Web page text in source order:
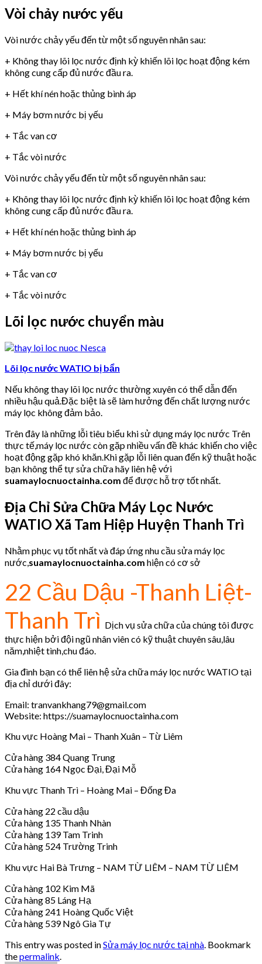
Vòi chảy nước yếu
Vòi nước chảy yếu đến từ một số nguyên nhân sau:
+ Không thay lõi lọc nước định kỳ khiến lõi lọc hoạt động kém
không cung cấp đủ nước đầu ra.
+ Hết khí nén hoặc thủng bình áp
+ Máy bơm nước bị yếu
+ Tắc van cơ
+ Tắc vòi nước
Vòi nước chảy yếu đến từ một số nguyên nhân sau:
+ Không thay lõi lọc nước định kỳ khiến lõi lọc hoạt động kém
không cung cấp đủ nước đầu ra.
+ Hết khí nén hoặc thủng bình áp
+ Máy bơm nước bị yếu
+ Tắc van cơ
+ Tắc vòi nước
Lõi lọc nước chuyển màu
Lõi lọc nước WATIO bị bẩn
Nếu không thay lõi lọc nước thường xuyên có thể dẫn đến
nhiều hậu quả.Đặc biệt là sẽ làm hưởng đến chất lượng nước
máy lọc không đảm bảo.
Trên đây là những lỗi tiêu biểu khi sử dụng máy lọc nước Trên
thực tế,máy lọc nước còn gặp nhiều vấn đề khác khiến cho việc
hoạt động gặp khó khăn.Khi gặp lỗi liên quan đến kỹ thuật hoặc
bạn không thể tự sửa chữa hãy liên hệ với
suamaylocnuoctainha.com để được hỗ trợ tốt nhất.
Địa Chỉ Sửa Chữa Máy Lọc Nước
WATIO Xã Tam Hiệp Huyện Thanh Trì
Nhằm phục vụ tốt nhất và đáp ứng nhu cầu sửa máy lọc
nước, suamaylocnuoctainha.com hiện có cơ sở
22 Cầu Dậu -Thanh Liệt-
Thanh Trì Dịch vụ sửa chữa của chúng tôi được
thực hiện bởi đội ngũ nhân viên có kỹ thuật chuyên sâu,lâu
năm,nhiệt tình,chu đáo.
Gia đình bạn có thể liên hệ sửa chữa máy lọc nước WATIO tại
địa chỉ dưới đây:
Email: tranvankhang79@gmail.com
Website: https://suamaylocnuoctainha.com
Khu vực Hoàng Mai – Thanh Xuân – Từ Liêm
Cửa hàng 384 Quang Trung
Cửa hàng 164 Ngọc Đại, Đại Mỗ
Khu vực Thanh Trì – Hoàng Mai – Đống Đa
Cửa hàng 22 cầu dậu
Cửa hàng 135 Thanh Nhàn
Cửa hàng 139 Tam Trinh
Cửa hàng 524 Trường Trinh
Khu vực Hai Bà Trưng – NAM TỪ LIÊM – NAM TỪ LIÊM
Cửa hàng 102 Kim Mã
Cửa hàng 85 Láng Hạ
Cửa hàng 241 Hoàng Quốc Việt
Cửa hàng 539 Ngô Gia Tự
This entry was posted inSửa máy lọc nước tại nhà . Bookmark
thepermalink